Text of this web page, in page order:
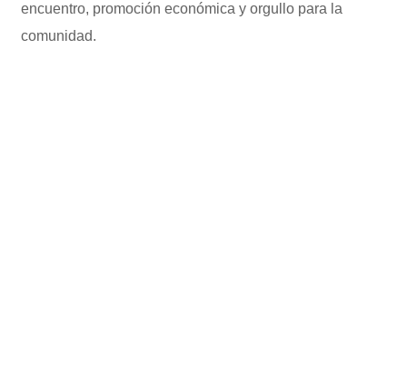
encuentro, promoción económica y orgullo para la
comunidad.